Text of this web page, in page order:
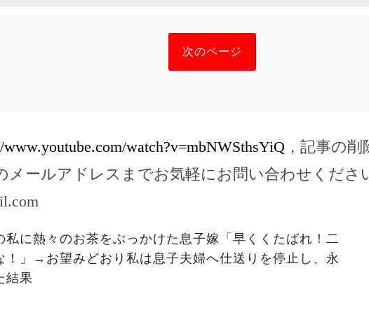
次のページ
www.youtube.com/watch?v=mbNWSthsYiQ ，記事の
メールアドレスまでお気軽にお問い合わせくださ
私に熱々のお茶をぶっかけた息子嫁「早くくたばれ！二
！」→お望みどおり私は息子夫婦へ仕送りを停止し、永
結果